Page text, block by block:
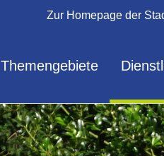
Zur Homepage der
Themengebiete